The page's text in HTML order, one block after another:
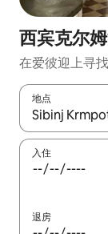
西宾克尔
在爱彼迎上寻
地点
如有搜索结果
入住
退房